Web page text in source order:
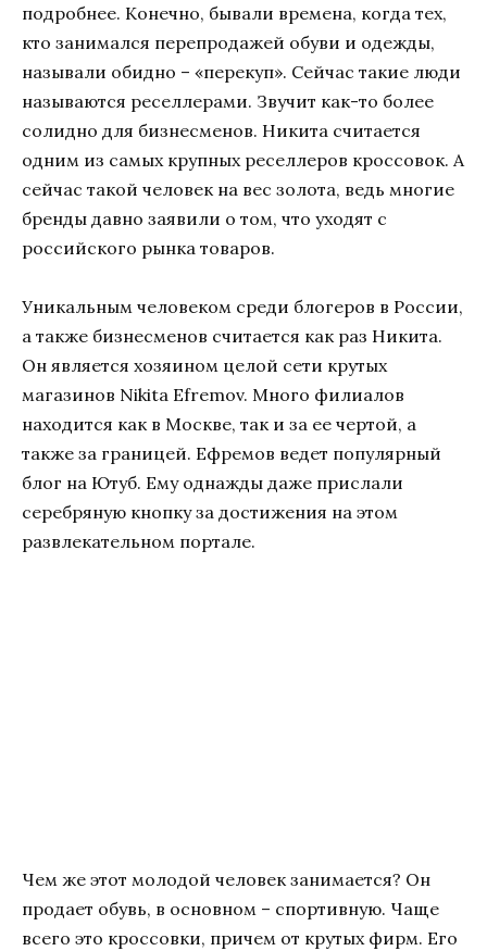
подробнее. Конечно, бывали времена, когда тех,
кто занимался перепродажей обуви и одежды,
называли обидно – «перекуп». Сейчас такие люди
называются реселлерами. Звучит как-то более
солидно для бизнесменов. Никита считается
одним из самых крупных реселлеров кроссовок. А
сейчас такой человек на вес золота, ведь многие
бренды давно заявили о том, что уходят с
российского рынка товаров.
Уникальным человеком среди блогеров в России,
а также бизнесменов считается как раз Никита.
Он является хозяином целой сети крутых
магазинов Nikita Efremov. Много филиалов
находится как в Москве, так и за ее чертой, а
также за границей. Ефремов ведет популярный
блог на Ютуб. Ему однажды даже прислали
серебряную кнопку за достижения на этом
развлекательном портале.
Чем же этот молодой человек занимается? Он
продает обувь, в основном – спортивную. Чаще
всего это кроссовки, причем от крутых фирм. Его